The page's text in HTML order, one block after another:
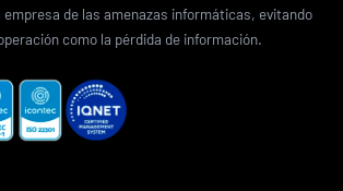
empresa de las amenazas informáticas, evitando
como la pérdida de información.